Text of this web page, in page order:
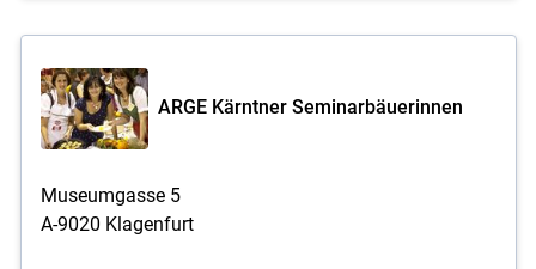
ARGE Kärntner Seminarbäuerinnen
Museumgasse 5
A-9020 Klagenfurt